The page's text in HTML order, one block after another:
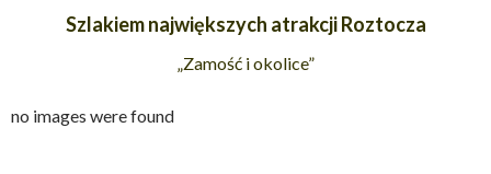
Szlakiem największych atrakcji Roztocza
„Zamość i okolice”
no images were found